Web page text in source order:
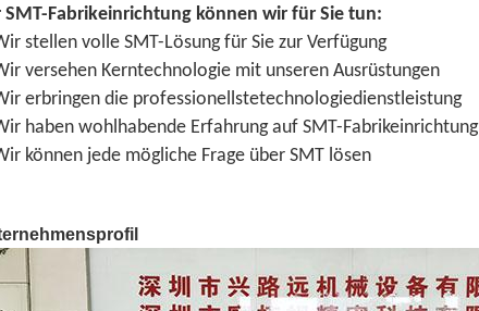
SMT-Fabrikeinrichtung können wir für Sie tun:
stellen volle SMT-Lösung für Sie zur Verfügung
versehen Kerntechnologie mit unseren Ausrüstungen
erbringen die professionellstetechnologiedienstleistung
haben wohlhabende Erfahrung auf SMT-Fabrikeinrichtung
können jede mögliche Frage über SMT lösen